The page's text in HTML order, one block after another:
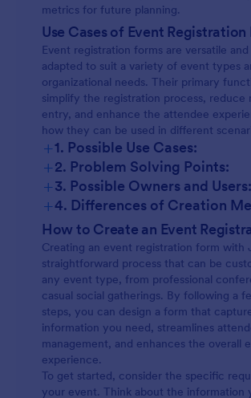
metrics for future planning.
Use Cases of Event Registration
Event registration forms are versatile
adapted to suit a variety of event types
organizational needs. Their primary
simplify the registration process, reduce
entry, and enhance the attendee
how they can be used in different
+1. Possible Use Cases:
+2. Problem Solving Points:
+3. Possible Owners and Users:
+4. Differences of Creation
How to Create an Event
Creating an event registration form with
straightforward process that can be
any event type, from professional
casual social gatherings. By following a
steps, you can design a form that
information you need, streamlines
management, and enhances the overall
experience.
To get started, consider the specific
your event. Think about the information